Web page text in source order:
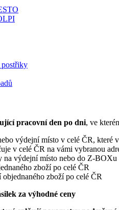
postřiky
pracovní den po dni, ve
výdejní místo v celé ČR, které
v celé ČR na vámi vybranou
na výdejní místo nebo do Z-BOXu
zboží po celé ČR
zboží po celé ČR
za výhodné ceny